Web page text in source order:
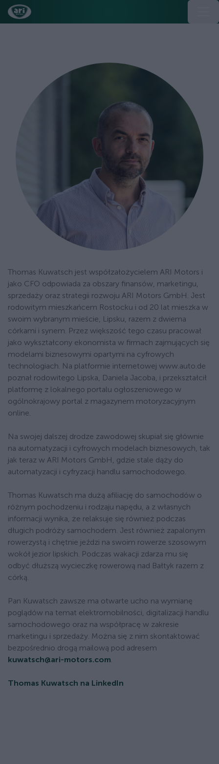
Thomas Kuwatsch jest współzałożycielem ARI Motors i
jako CFO odpowiada za obszary finansów, marketingu,
sprzedaży oraz strategii rozwoju ARI Motors GmbH. Jest
rodowitym mieszkańcem Rostocku i od 20 lat mieszka w
swoim wybranym mieście, Lipsku, razem z dwiema
córkami i synem. Przez większość tego czasu pracował
jako wykształcony ekonomista w firmach zajmujących się
modelami biznesowymi opartymi na cyfrowych
technologiach. Na platformie internetowej www.auto.de
poznał rodowitego Lipska, Daniela Jacoba, i przekształcił
platformę z lokalnego portalu ogłoszeniowego w
ogólnokrajowy portal z magazynem motoryzacyjnym
online.
Na swojej dalszej drodze zawodowej skupiał się głównie
na automatyzacji i cyfrowych modelach biznesowych, tak
jak teraz w ARI Motors GmbH, gdzie stale dąży do
automatyzacji i cyfryzacji handlu samochodowego.
Thomas Kuwatsch ma dużą afiliację do samochodów o
różnym pochodzeniu i rodzaju napędu, a z własnych
informacji wynika, że relaksuje się również podczas
długich podróży samochodem. Jest również zapalonym
rowerzystą i chętnie jeździ na swoim rowerze szosowym
wokół jezior lipskich. Podczas wakacji zdarza mu się
odbyć dłuższą wycieczkę rowerową nad Bałtyk razem z
córką.
Pan Kuwatsch zawsze ma otwarte ucho na wymianę
poglądów na temat elektromobilności, digitalizacji handlu
samochodowego oraz na współpracę w zakresie
marketingu i sprzedaży. Można się z nim skontaktować
bezpośrednio drogą mailową pod adresem
kuwatsch@ari-motors.com.
Thomas Kuwatsch na LinkedIn